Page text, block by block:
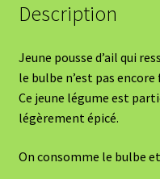
Description
Jeune pousse d’ail qui
le bulbe n’est pas encore
Ce jeune légume est
légèrement épicé.
On consomme le bulbe